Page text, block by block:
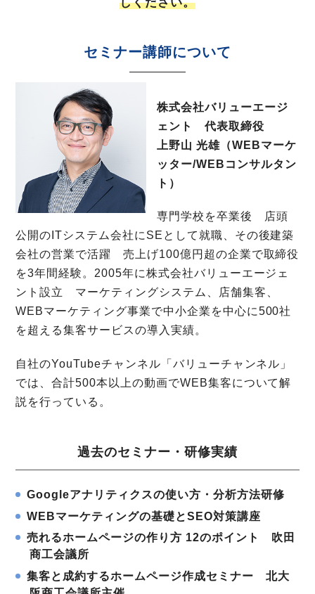
しください。
セミナー講師について
株式会社バリューエージ
ェント 代表取締役
上野山 光雄（WEBマーケ
ッター/WEBコンサルタン
ト）
専門学校を卒業後 店頭
公開のITシステム会社にSEとして就職、その後建築
会社の営業で活躍 売上げ100億円超の企業で取締役
を3年間経験。2005年に株式会社バリューエージェ
ント設立 マーケティングシステム、店舗集客、
WEBマーケティング事業で中小企業を中心に500社
を超える集客サービスの導入実績。
自社のYouTubeチャンネル「バリューチャンネル」
では、合計500本以上の動画でWEB集客について解
説を行っている。
過去のセミナー・研修実績
Googleアナリティクスの使い方・分析方法研修
WEBマーケティングの基礎とSEO対策講座
売れるホームページの作り方 12のポイント 吹田
商工会議所
集客と成約するホームページ作成セミナー 北大